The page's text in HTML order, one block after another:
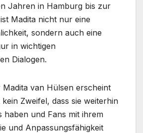
Jahren in Hamburg bis zur
Madita nicht nur eine
sondern auch eine
in wichtigen
Dialogen.
van Hülsen erscheint
Zweifel, dass sie weiterhin
haben und Fans mit ihrem
und Anpassungsfähigkeit